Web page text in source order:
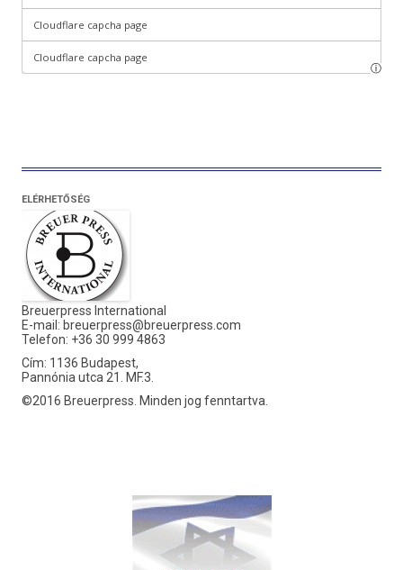
ELÉRHETŐSÉG
Breuerpress International
E-mail: breuerpress@breuerpress.com
Telefon: +36 30 999 4863
Cím: 1136 Budapest,
Pannónia utca 21. MF.3.
©2016 Breuerpress. Minden jog fenntartva.